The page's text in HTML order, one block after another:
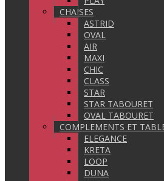
CHAISES
ASTRID
OVAL
AIR
MAXI
CHIC
CLASS
STAR
STAR TABOURET
OVAL TABOURET
COMPLEMENTS ET
ELEGANCE
KRETA
LOOP
DUNA